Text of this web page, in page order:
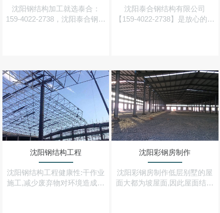
沈阳钢结构加工就选泰合：
159-4022-2738，沈阳泰合钢结
沈阳泰合钢结构有限公司
【159-4022-2738】是放心的沈
沈阳钢结构工程
沈阳钢结构工程健康性:干作业
施工,减少废弃物对环境造成的
沈阳彩钢房制作
沈阳彩钢房制作低层别墅的屋
面大都为坡屋面,因此屋面结构